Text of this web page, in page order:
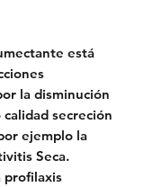
está
la disminución
secreción
ejemplo la
Seca.
profilaxis